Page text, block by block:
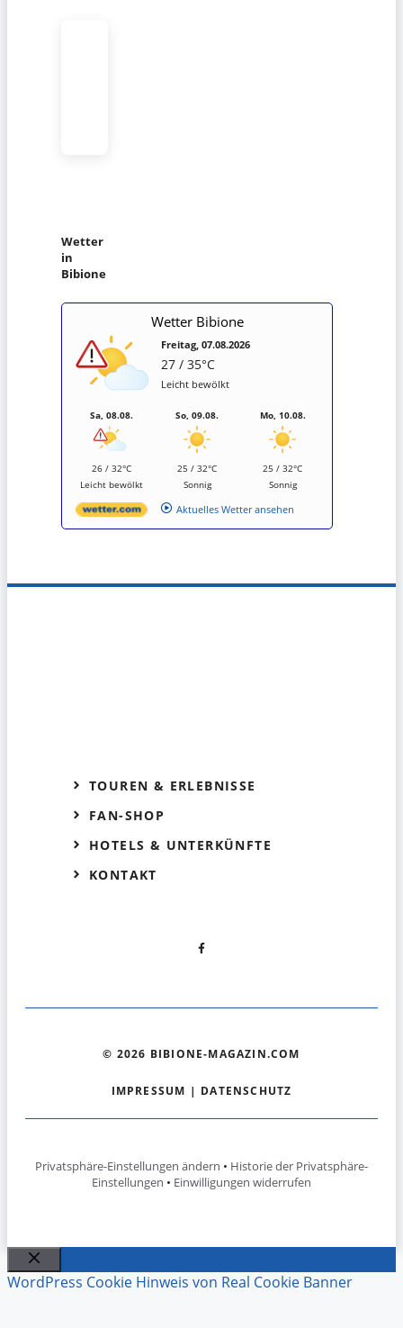
Wetter
in
Bibione
Wetter Bibione
Freitag, 07.08.2026
27 / 35°C
Leicht bewölkt
Sa, 08.08.
26 / 32°C
Leicht bewölkt
So, 09.08.
25 / 32°C
Sonnig
Mo, 10.08.
25 / 32°C
Sonnig
Aktuelles Wetter ansehen
TOUREN & ERLEBNISSE
FAN-SHOP
HOTELS & UNTERKÜNFTE
KONTAKT
© 2026 BIBIONE-MAGAZIN.COM
IMPRESSUM | DATENSCHUTZ
Privatsphäre-Einstellungen ändern • Historie der Privatsphäre-
Einstellungen • Einwilligungen widerrufen
Schließen
WordPress Cookie Hinweis von Real Cookie Banner